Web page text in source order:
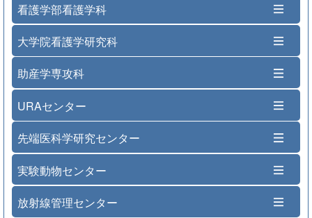
看護学部看護学科
大学院看護学研究科
助産学専攻科
URAセンター
先端医科学研究センター
実験動物センター
放射線管理センター